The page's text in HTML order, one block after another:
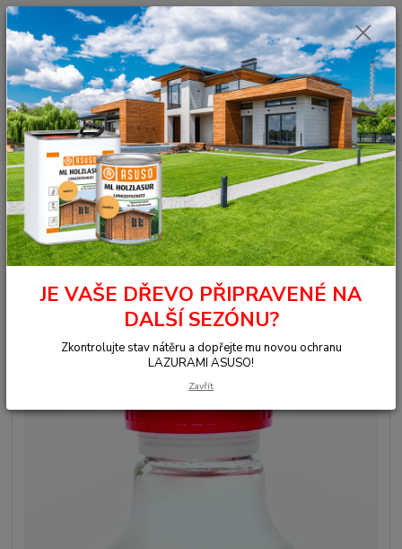
Menu
Hledat
+420 377 441 961 0ks
za 0,00 Kč
Úvod Mořidlo na dřevo B11 (UHB) mořidla
Vodové mořidlo CLOU B11,
250 ml, 2530 Ořech tmavý
Vodové mořidlo CLOU B11, 250
ml, 2530 Ořech tmavý
JE VAŠE DŘEVO PŘIPRAVENÉ NA
DALŠÍ SEZÓNU?
Zkontrolujte stav nátěru a dopřejte mu novou ochranu
LAZURAMI ASUSO!
Zavřít